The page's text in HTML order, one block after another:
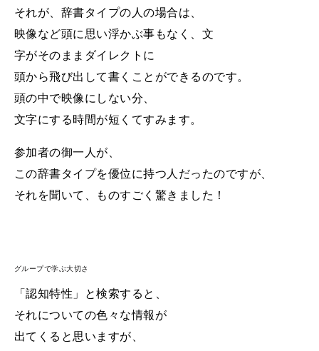
それが、辞書タイプの人の場合は、
映像など頭に思い浮かぶ事もなく、 文
字がそのままダイレクトに
頭から飛び出して書くことができるのです。
頭の中で映像にしない分、
文字にする時間が短くてすみます。
参加者の御一人が、
この辞書タイプを優位に持つ人だったのですが、
それを聞いて、ものすごく驚きました！
グループで学ぶ大切さ
「認知特性」と検索すると、
それについての色々な情報が
出てくると思いますが、